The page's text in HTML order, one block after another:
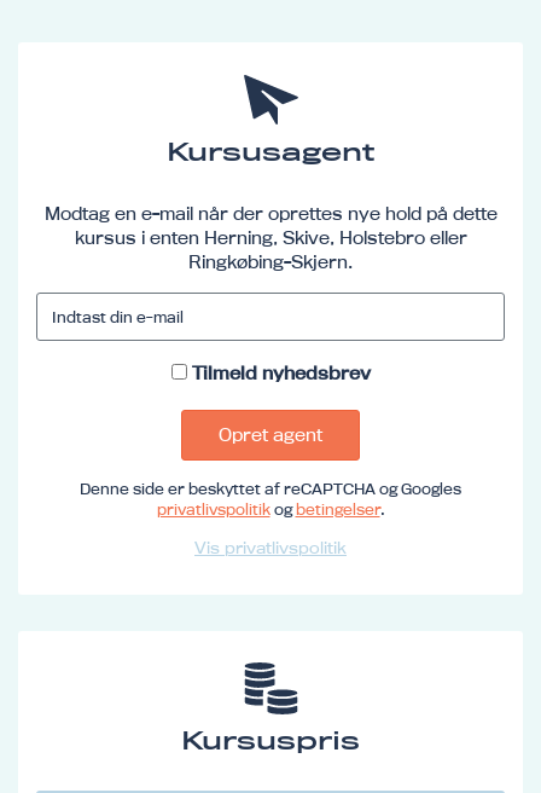
Kursusagent
Modtag en e-mail når der oprettes nye hold på dette
kursus i enten Herning, Skive, Holstebro eller
Ringkøbing-Skjern.
Tilmeld nyhedsbrev
Opret agent
Denne side er beskyttet af reCAPTCHA og Googles
privatlivspolitikogbetingelser.
Vis privatlivspolitik
Kursuspris